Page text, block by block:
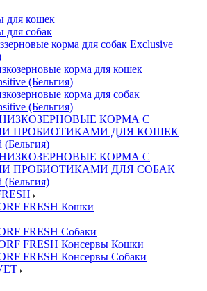
для кошек
для собак
корма для собак Exclusive
корма для кошек
(Бельгия)
корма для собак
(Бельгия)
КОРМА С
ПРОБИОТИКАМИ ДЛЯ КОШЕК
(Бельгия)
КОРМА С
ПРОБИОТИКАМИ ДЛЯ СОБАК
(Бельгия)
FRESH Кошки
FRESH Собаки
FRESH Консервы Кошки
FRESH Консервы Собаки